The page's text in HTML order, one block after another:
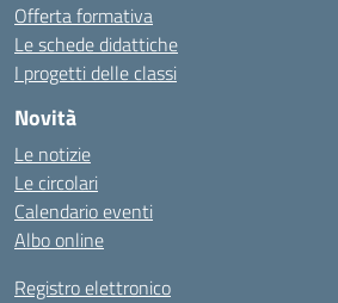
Offerta formativa
Le schede didattiche
I progetti delle classi
Novità
Le notizie
Le circolari
Calendario eventi
Albo online
Registro elettronico